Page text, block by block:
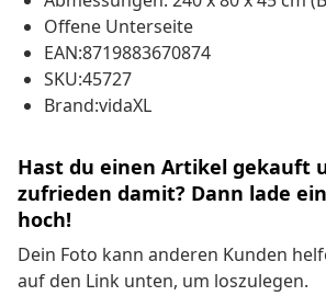
Offene Unterseite
EAN:8719883670874
SKU:45727
Brand:vidaXL
Hast du einen Artikel gekauft
zufrieden damit? Dann lade
hoch!
Dein Foto kann anderen Kunden
auf den Link unten, um loszulegen.